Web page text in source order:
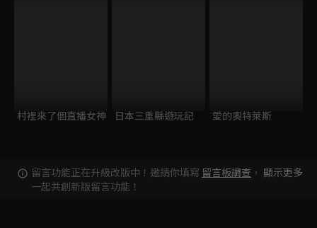
村裡來了個直播女神 日本三重縣遊玩記 愛的奧特萊斯
留言功能正在升級改版中！邀請你填寫 留言板調查 ，
一起共創新版留言功能！
顯示更多